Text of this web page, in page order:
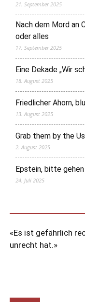
21. September 2025
Nach dem Mord an
oder alles
17. September 2025
Eine Dekade „Wir
18. August 2025
Friedlicher Ahorn,
13. August 2025
Grab them by the
2. August 2025
Epstein, bitte
24. Juli 2025
«Es ist gefährlich
unrecht hat.»